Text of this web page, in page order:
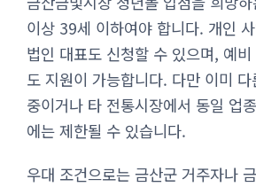
이상 39세 이하여야 합니다. 개인
법인 대표도 신청할 수 있으며, 예
도 지원이 가능합니다. 다만 이미
중이거나 타 전통시장에서 동일 업
에는 제한될 수 있습니다.
우대 조건으로는 금산군 거주자나